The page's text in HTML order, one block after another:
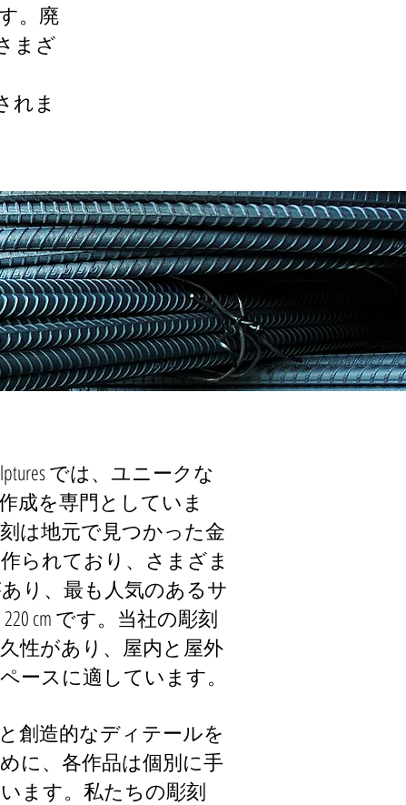
。廃
まざ
れま
では、ユニークな
成を専門としていま
は地元で見つかった金
られており、さまざま
り、最も人気のあるサ
cm です。当社の彫刻
性があり、屋内と屋外
ースに適しています。
創造的なディテールを
に、各作品は個別に手
ます。私たちの彫刻